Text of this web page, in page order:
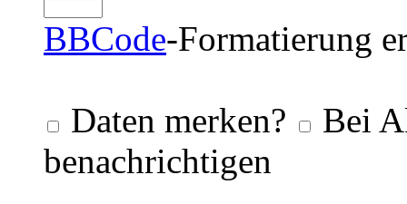
BBCode-Formatierung
Daten merken?
Bei
benachrichtigen